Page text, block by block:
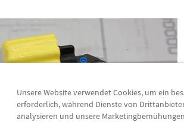
Unsere Website verwendet Cookies, um ein
erforderlich, während Dienste von
analysieren und unsere